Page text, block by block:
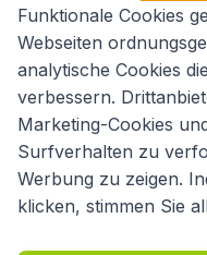
Funktionale Cookies
Webseiten
analytische Cookies
verbessern.
Marketing-Cookies
Surfverhalten zu
Werbung zu zeigen.
klicken, stimmen Sie